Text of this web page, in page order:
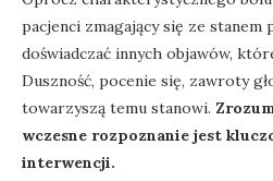
pacjenci zmagający się ze stanem
doświadczać innych objawów,
Duszność, pocenie się, zawroty
towarzyszą temu stanowi.
wczesne rozpoznanie jest
interwencji.